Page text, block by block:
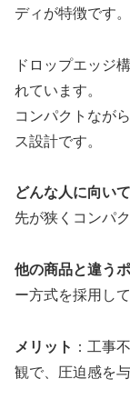
ディが特徴です。
ドロップエッジ
れています。
コンパクトなが
ス設計です。
どんな人に向い
先が狭くコンパ
他の商品と違う
ー方式を採用し
メリット ：工事
観で、圧迫感を